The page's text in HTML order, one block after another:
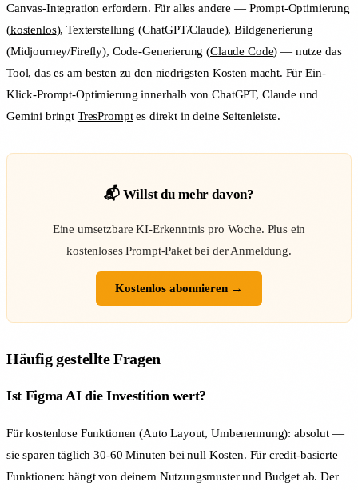
Canvas-Integration erfordern. Für alles andere — Prompt-Optimierung
(kostenlos), Texterstellung (ChatGPT/Claude), Bildgenerierung
(Midjourney/Firefly), Code-Generierung (Claude Code) — nutze das
Tool, das es am besten zu den niedrigsten Kosten macht. Für Ein-
Klick-Prompt-Optimierung innerhalb von ChatGPT, Claude und
Gemini bringt TresPromptes direkt in deine Seitenleiste.
📬 Willst du mehr davon?
Eine umsetzbare KI-Erkenntnis pro Woche. Plus ein
kostenloses Prompt-Paket bei der Anmeldung.
Kostenlos abonnieren →
Häufig gestellte Fragen
Ist Figma AI die Investition wert?
Für kostenlose Funktionen (Auto Layout, Umbenennung): absolut —
sie sparen täglich 30-60 Minuten bei null Kosten. Für credit-basierte
Funktionen: hängt von deinem Nutzungsmuster und Budget ab. Der